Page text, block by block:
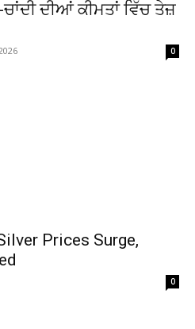
ਦੀਆਂ ਕੀਮਤਾਂ ਵਿੱਚ ਤੇਜ਼
0
Prices Surge,
0